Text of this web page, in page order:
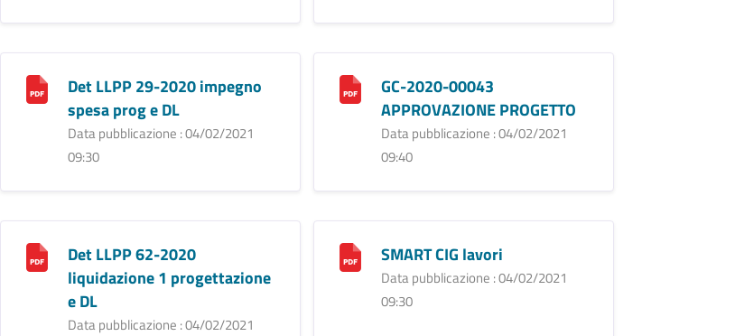
Det LLPP 29-2020 impegno
spesa prog e DL
Data pubblicazione : 04/02/2021
09:30
GC-2020-00043
APPROVAZIONE PROGETTO
Data pubblicazione : 04/02/2021
09:40
Det LLPP 62-2020
liquidazione 1 progettazione
e DL
Data pubblicazione : 04/02/2021
SMART CIG lavori
Data pubblicazione : 04/02/2021
09:30